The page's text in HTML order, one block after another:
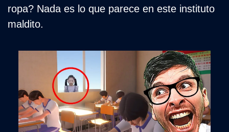
ropa? Nada es lo que parece en este instituto
maldito.